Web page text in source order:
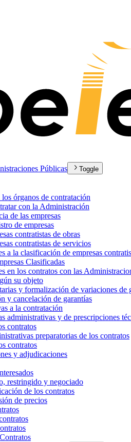
Públicas Toggle
órganos de contratación
con la Administración
de las empresas
de empresas
contratistas de obras
contratistas de servicios
a la clasificación de empresas
Clasificadas
en los contratos con las
su objeto
y formalización de variaciones de
y cancelación de garantías
a la contratación
administrativas y de prescripciones
contratos
preparatorias de los contratos
contratos
y adjudicaciones
restringido y negociado
de los contratos
de precios